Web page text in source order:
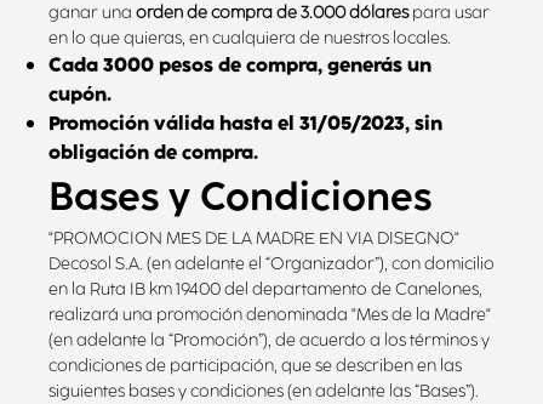
ganar una orden de compra de 3.000 dólarespara usar
en lo que quieras, en cualquiera de nuestros locales.
Cada 3000 pesos de compra, generás un
cupón.
Promoción válida hasta el 31/05/2023, sin
obligación de compra.
Bases y Condiciones
"PROMOCION MES DE LA MADRE EN VIA DISEGNO"
Decosol S.A. (en adelante el “Organizador”), con domicilio
en la Ruta IB km 19400 del departamento de Canelones,
realizará una promoción denominada "Mes de la Madre"
(en adelante la “Promoción”), de acuerdo a los términos y
condiciones de participación, que se describen en las
siguientes bases y condiciones (en adelante las “Bases”).